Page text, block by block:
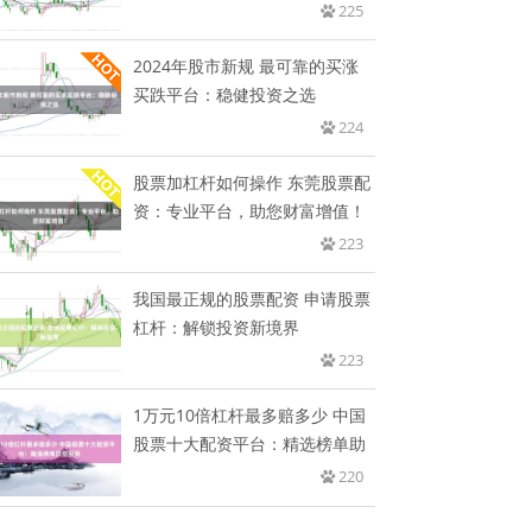
225
2024年股市新规 最可靠的买涨
买跌平台：稳健投资之选
224
股票加杠杆如何操作 东莞股票配
资：专业平台，助您财富增值！
223
我国最正规的股票配资 申请股票
杠杆：解锁投资新境界
223
1万元10倍杠杆最多赔多少 中国
股票十大配资平台：精选榜单助
220